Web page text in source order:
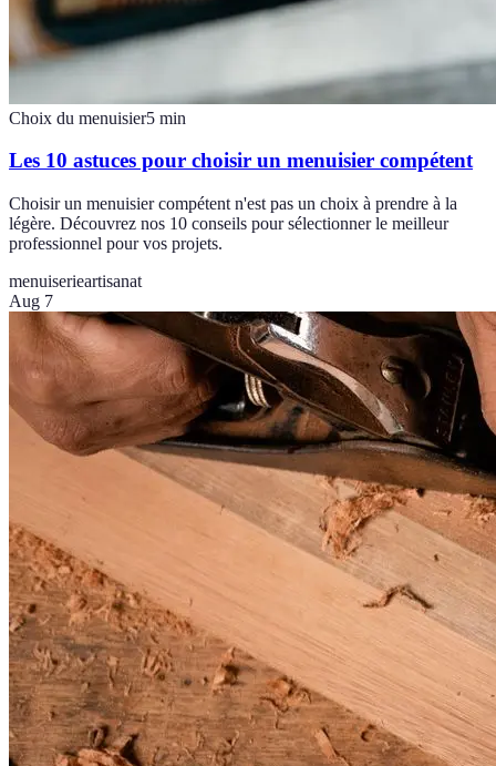
Choix du menuisier5 min
Les 10 astuces pour choisir un menuisier compétent
Choisir un menuisier compétent n'est pas un choix à prendre à la
légère. Découvrez nos 10 conseils pour sélectionner le meilleur
professionnel pour vos projets.
menuiserieartisanat
Aug 7